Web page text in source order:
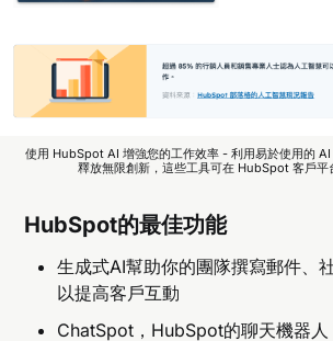
使用 HubSpot AI 增強您的工作效率 - 利用易於使用的
釋放無限創新，這些工具可在 HubSpot 客戶平
HubSpot的最佳功能
生成式AI幫助你的團隊撰寫郵件、
以提高客戶互動
ChatSpot，HubSpot的聊天機器人